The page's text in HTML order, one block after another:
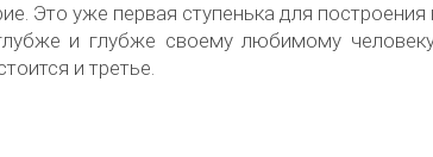
Это уже первая ступенька для
и глубже своему любимому
и третье.